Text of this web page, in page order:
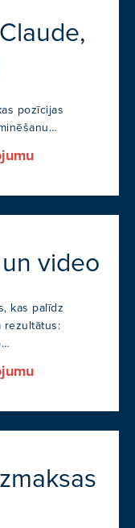
pozīcijas
video
kas palīdz
rezultātus: